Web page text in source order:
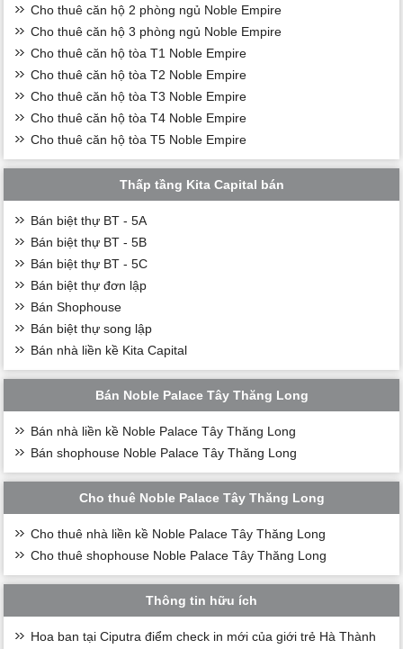
Cho thuê căn hộ 2 phòng ngủ Noble Empire
Cho thuê căn hộ 3 phòng ngủ Noble Empire
Cho thuê căn hộ tòa T1 Noble Empire
Cho thuê căn hộ tòa T2 Noble Empire
Cho thuê căn hộ tòa T3 Noble Empire
Cho thuê căn hộ tòa T4 Noble Empire
Cho thuê căn hộ tòa T5 Noble Empire
Thấp tầng Kita Capital bán
Bán biệt thự BT - 5A
Bán biệt thự BT - 5B
Bán biệt thự BT - 5C
Bán biệt thự đơn lập
Bán Shophouse
Bán biệt thự song lập
Bán nhà liền kề Kita Capital
Bán Noble Palace Tây Thăng Long
Bán nhà liền kề Noble Palace Tây Thăng Long
Bán shophouse Noble Palace Tây Thăng Long
Cho thuê Noble Palace Tây Thăng Long
Cho thuê nhà liền kề Noble Palace Tây Thăng Long
Cho thuê shophouse Noble Palace Tây Thăng Long
Thông tin hữu ích
Hoa ban tại Ciputra điểm check in mới của giới trẻ Hà Thành